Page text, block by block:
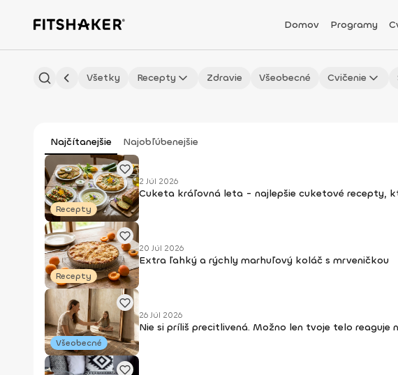
Domov Programy
Všetky Recepty Zdravie Všeobecné Cvičenie
Najčítanejšie Najobľúbenejšie
Recepty
2 Júl 2026
Cuketa kráľovná leta - najlepšie cuketové recepty,
Recepty
20 Júl 2026
Extra ľahký a rýchly marhuľový koláč s mrveničkou
Všeobecné
26 Júl 2026
Nie si príliš precitlivená. Možno len tvoje telo reaguje